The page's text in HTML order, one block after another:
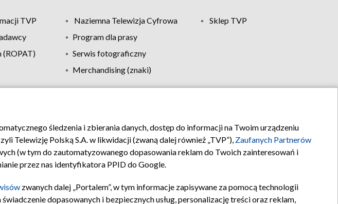
TVP Naziemna Telewizja Cyfrowa
Sklep TVP
Program dla prasy
(ROPAT)
Serwis fotograficzny
Merchandising (znaki)
Pomoc Biuro reklamy Kontakt
śledzenia i zbierania danych, dostęp do informacji na Twoim urządzeniu
Telewizję Polską S.A. w likwidacji (zwaną dalej również „TVP”), Zaufanych Partnerów
(w tym do zautomatyzowanego dopasowania reklam do Twoich zainteresowań i
przez nas identyfikatora PPID do Google.
zwanych dalej „Portalem”, w tym informacje zapisywane za pomocą technologii
dopasowanych i bezpiecznych usług, personalizację treści oraz reklam,